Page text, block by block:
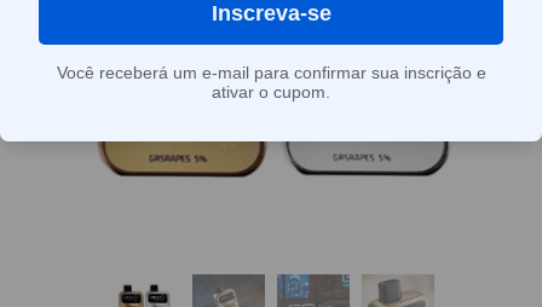
Inscreva-se
Você receberá um e-mail para confirmar sua inscrição e
ativar o cupom.